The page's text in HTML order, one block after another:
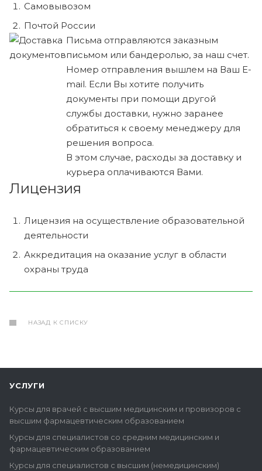
Самовывозом
Почтой России
Письма отправляются заказным
письмом или бандеролью, за наш счет.
Номер отправления вышлем на Ваш E-
mail. Если Вы хотите получить
документы при помощи другой
службы доставки, нужно заранее
обратиться к своему менеджеру для
решения вопроса.
В этом случае, расходы за доставку и
курьера оплачиваются Вами.
Лицензия
Лицензия на осуществление образовательной
деятельности
Аккредитация на оказание услуг в области
охраны труда
НАЗАД К СПИСКУ
УСЛУГИ
Курсы для врачей с высшим медицинским и провизоров с
высшим фармацевтическим образованием
Курсы для специалистов со средним медицинским и
фармацевтическим образованием
Курсы для специалистов с высшим (немедицинским)